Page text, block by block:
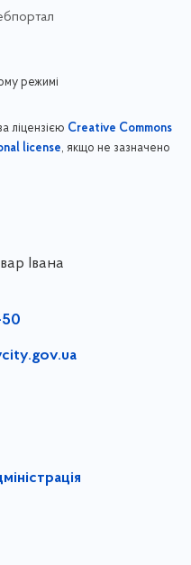
режимі
ліцензією Creative Commons
license, якщо не зазначено
Івана